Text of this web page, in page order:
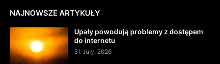
NAJNOWSZE ARTYKUŁY
Upały powodują problemy z dostępem
do internetu
31 July, 2026